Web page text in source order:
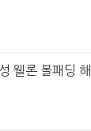
웰론 볼패딩